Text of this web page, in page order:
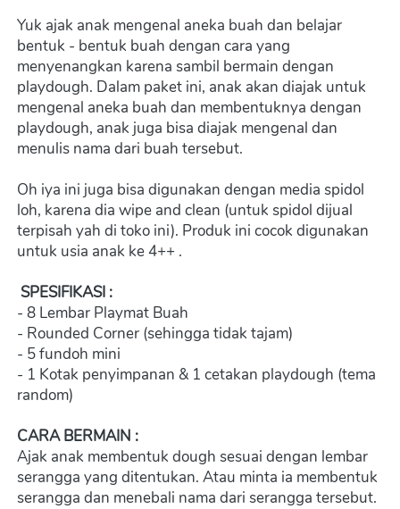
Yuk ajak anak mengenal aneka buah dan belajar
bentuk - bentuk buah dengan cara yang
menyenangkan karena sambil bermain dengan
playdough. Dalam paket ini, anak akan diajak untuk
mengenal aneka buah dan membentuknya dengan
playdough, anak juga bisa diajak mengenal dan
menulis nama dari buah tersebut.
Oh iya ini juga bisa digunakan dengan media spidol
loh, karena dia wipe and clean (untuk spidol dijual
terpisah yah di toko ini). Produk ini cocok digunakan
untuk usia anak ke 4++ .
SPESIFIKASI :
- 8 Lembar Playmat Buah
- Rounded Corner (sehingga tidak tajam)
- 5 fundoh mini
- 1 Kotak penyimpanan & 1 cetakan playdough (tema
random)
CARA BERMAIN :
Ajak anak membentuk dough sesuai dengan lembar
serangga yang ditentukan. Atau minta ia membentuk
serangga dan menebali nama dari serangga tersebut.